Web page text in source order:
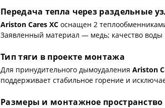
Передача тепла через раздельные
Ariston Cares XC оснащен 2
Заявленный материал — медь; качество
Тип тяги в проекте монтажа
Для принудительного дымоудаления Ariston
поддерживает стабильное горение и
Размеры и монтажное пространство